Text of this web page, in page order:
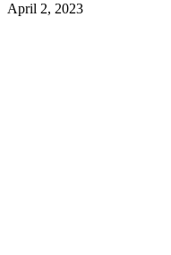
April 2, 2023